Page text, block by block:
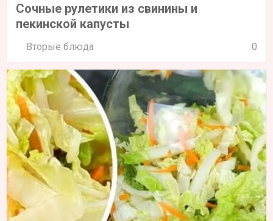
Сочные рулетики из свинины и
пекинской капусты
Вторые блюда 0